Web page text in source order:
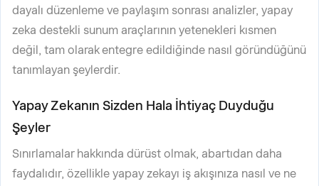
dayalı düzenleme ve paylaşım sonrası analizler, yapay
zeka destekli sunum araçlarının yetenekleri kısmen
değil, tam olarak entegre edildiğinde nasıl göründüğünü
tanımlayan şeylerdir.
Yapay Zekanın Sizden Hala İhtiyaç Duyduğu
Şeyler
Sınırlamalar hakkında dürüst olmak, abartıdan daha
faydalıdır, özellikle yapay zekayı iş akışınıza nasıl ve ne